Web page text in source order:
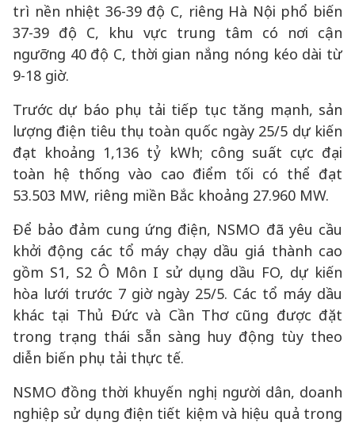
trì nền nhiệt 36-39 độ C, riêng Hà Nội phổ biến
37-39 độ C, khu vực trung tâm có nơi cận
ngưỡng 40 độ C, thời gian nắng nóng kéo dài từ
9-18 giờ.
Trước dự báo phụ tải tiếp tục tăng mạnh, sản
lượng điện tiêu thụ toàn quốc ngày 25/5 dự kiến
đạt khoảng 1,136 tỷ kWh; công suất cực đại
toàn hệ thống vào cao điểm tối có thể đạt
53.503 MW, riêng miền Bắc khoảng 27.960 MW.
Để bảo đảm cung ứng điện, NSMO đã yêu cầu
khởi động các tổ máy chạy dầu giá thành cao
gồm S1, S2 Ô Môn I sử dụng dầu FO, dự kiến
hòa lưới trước 7 giờ ngày 25/5. Các tổ máy dầu
khác tại Thủ Đức và Cần Thơ cũng được đặt
trong trạng thái sẵn sàng huy động tùy theo
diễn biến phụ tải thực tế.
NSMO đồng thời khuyến nghị người dân, doanh
nghiệp sử dụng điện tiết kiệm và hiệu quả trong